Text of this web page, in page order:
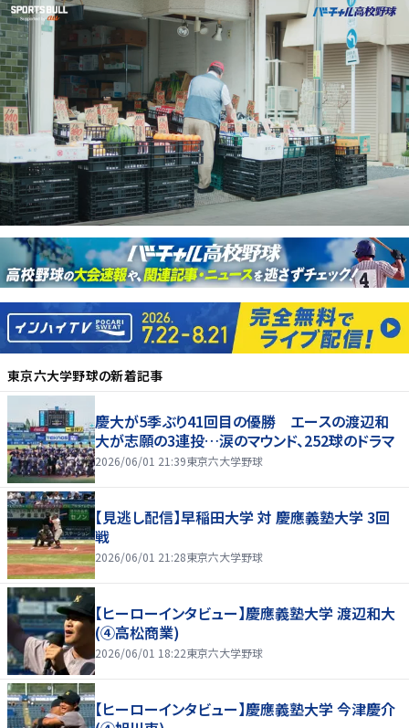
東京六大学野球の新着記事
慶大が5季ぶり41回目の優勝 エースの渡辺和
大が志願の3連投…涙のマウンド、252球のドラマ
2026/06/01 21:39東京六大学野球
【見逃し配信】早稲田大学 対 慶應義塾大学 3回
戦
2026/06/01 21:28東京六大学野球
【ヒーローインタビュー】慶應義塾大学 渡辺和大
(④高松商業)
2026/06/01 18:22東京六大学野球
【ヒーローインタビュー】慶應義塾大学 今津慶介